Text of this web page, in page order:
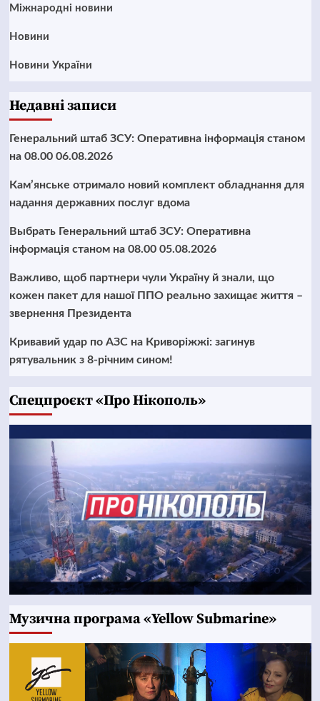
Міжнародні новини
Новини
Новини України
Недавні записи
Генеральний штаб ЗСУ: Оперативна інформація станом
на 08.00 06.08.2026
Кам’янське отримало новий комплект обладнання для
надання державних послуг вдома
Выбрать Генеральний штаб ЗСУ: Оперативна
інформація станом на 08.00 05.08.2026
Важливо, щоб партнери чули Україну й знали, що
кожен пакет для нашої ППО реально захищає життя –
звернення Президента
Кривавий удар по АЗС на Криворіжжі: загинув
рятувальник з 8-річним сином!
Cпецпроєкт «Про Нікополь»
Музична програма «Yellow Submarine»